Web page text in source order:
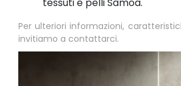
tessuti e pelli Samoa.
Per ulteriori informazioni,
invitiamo a contattarci.